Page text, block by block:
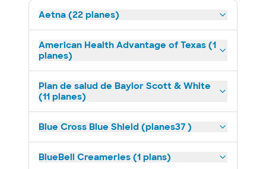
Aetna (22 planes)
American Health Advantage of Texas (1
planes)
Plan de salud de Baylor Scott & White
(11 planes)
Blue Cross Blue Shield (planes37 )
BlueBell Creameries (1 plans)